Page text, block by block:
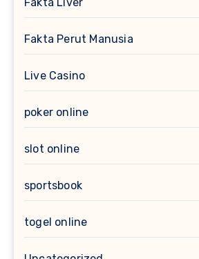
Fakta Perut Manusia
Live Casino
poker online
slot online
sportsbook
togel online